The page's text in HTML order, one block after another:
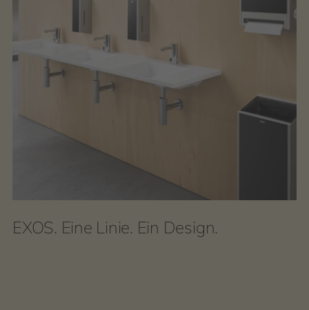
EXOS. Eine Linie. Ein Design.